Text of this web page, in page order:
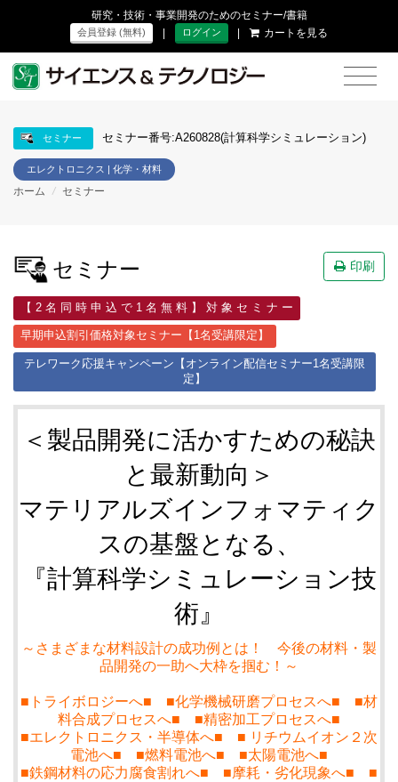
研究・技術・事業開発のためのセミナー/書籍
会員登録 (無料) | ログイン | カートを見る
セミナー セミナー番号:A260828(計算科学シミュレーション)
エレクトロニクス | 化学・材料
ホーム / セミナー
セミナー 印刷
【 2 名 同 時 申 込 で 1 名 無 料 】 対 象 セ ミ ナ ー
早期申込割引価格対象セミナー【1名受講限定】
テレワーク応援キャンペーン【オンライン配信セミナー1名受講限
定】
＜製品開発に活かすための秘訣
と最新動向＞
マテリアルズインフォマティク
スの基盤となる、
『計算科学シミュレーション技
術』
～さまざまな材料設計の成功例とは！ 今後の材料・製
品開発の一助へ大枠を掴む！～
■トライボロジーへ■ ■化学機械研磨プロセスへ■ ■材
料合成プロセスへ■ ■精密加工プロセスへ■
■エレクトロニクス・半導体へ■ ■ リチウムイオン２次
電池へ■ ■燃料電池へ■ ■太陽電池へ■
■鉄鋼材料の応力腐食割れへ■ ■摩耗・劣化現象へ■ ■